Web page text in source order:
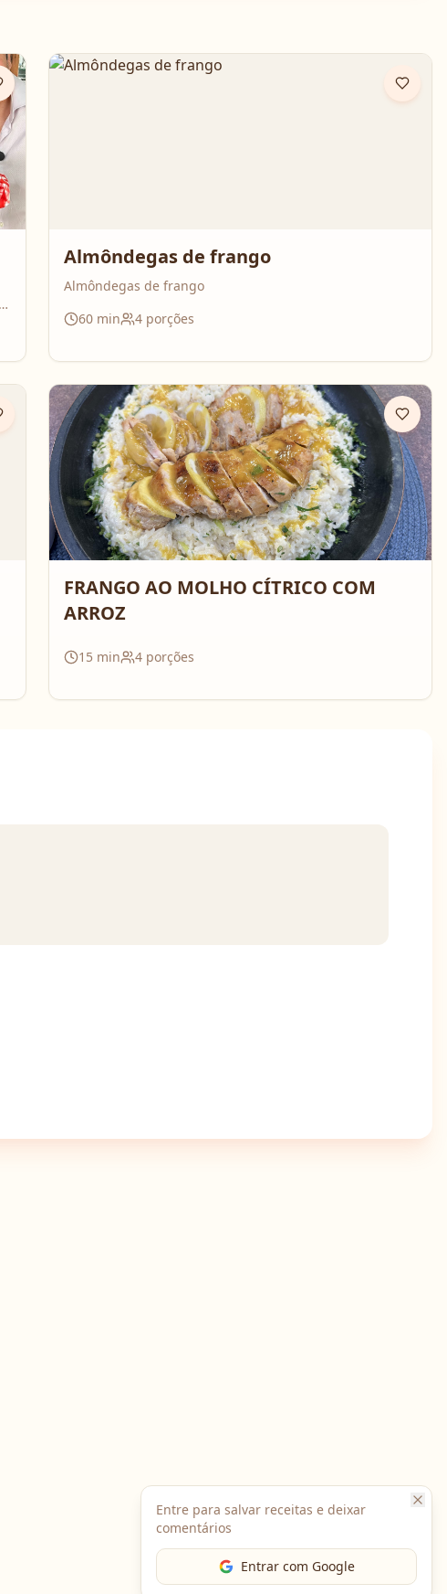
Entre para salvar receitas e deixar
comentários
Entrar com Google
Almôndegas de frango
Almôndegas de frango
60min 4porções
FRANGO AO MOLHO CÍTRICO COM
ARROZ
15min 4porções